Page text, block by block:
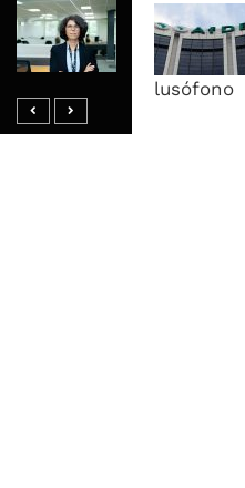
lusófono
Banco De
Mobilizar
Define O